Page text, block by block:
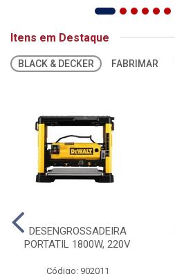
Itens em Destaque
BLACK & DECKER FABRIMAR
DESENGROSSADEIRA
PORTATIL 1800W, 220V
Código: 902011